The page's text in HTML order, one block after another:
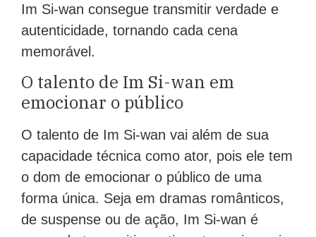
Im Si-wan consegue transmitir verdade e
autenticidade, tornando cada cena
memorável.
O talento de Im Si-wan em
emocionar o público
O talento de Im Si-wan vai além de sua
capacidade técnica como ator, pois ele tem
o dom de emocionar o público de uma
forma única. Seja em dramas românticos,
de suspense ou de ação, Im Si-wan é